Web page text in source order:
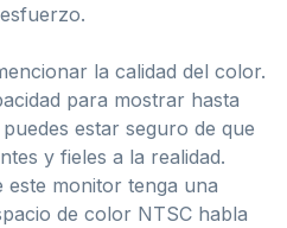
la calidad del color.
para mostrar hasta
estar seguro de que
y fieles a la realidad.
este monitor tenga una
de color NTSC habla